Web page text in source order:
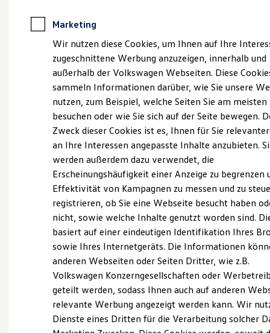
Anpfiff zum Gewinn
Elektroautos
ID. Tutorials
Elektrofahrzeugkonzepte
Reichweite
Reichweite der ID. Modelle
Reichweite im Winter
Laden
Laden unterwegs
Laden Zuhause
Ladezeitensimulator
Batterie
Sicherheit
Garantie und Lebensdauer
Nachhaltigkeit
Technologie
Kosten und Kauf
Verbrauchskosten
Kaufoptionen
E-Auto-Förderung
Software und Konnektivität
Die ID. Software 6
ID. Software Versionen und Updates
Digitale Extras
Schnittstellen zu Ihrem ID.
Impressum & Rechtliches)
Ganz selbstverständlich.Das
Gebrauchtwagen-
Leistungsversprechen.
Rundum sicher: der 360° Gebrauchtwagen
Bevor ein VolkswagenZertifizierter
Gebrauchtwagenan unsere Kunden
Marketing
Wir nutzen diese Cookies, um Ihnen auf Ihre
zugeschnittene Werbung anzuzeigen, innerhalb und
außerhalb der Volkswagen Webseiten. Diese
sammeln Informationen darüber, wie Sie unsere
nutzen, zum Beispiel, welche Seiten Sie am meisten
besuchen oder wie Sie sich auf der Seite bewegen.
Zweck dieser Cookies ist es, Ihnen für Sie
an Ihre Interessen angepasste Inhalte anzubieten.
werden außerdem dazu verwendet, die
Erscheinungshäufigkeit einer Anzeige zu begrenzen
Effektivität von Kampagnen zu messen und zu
registrieren, ob Sie eine Webseite besucht haben
nicht, sowie welche Inhalte genutzt worden sind.
basiert auf einer eindeutigen Identifikation Ihres
sowie Ihres Internetgeräts. Die Informationen
anderen Webseiten oder Seiten Dritter, wie z.B.
Volkswagen Konzerngesellschaften oder
geteilt werden, sodass Ihnen auch auf anderen
relevante Werbung angezeigt werden kann. Wir
Dienste eines Dritten für die Verarbeitung solcher